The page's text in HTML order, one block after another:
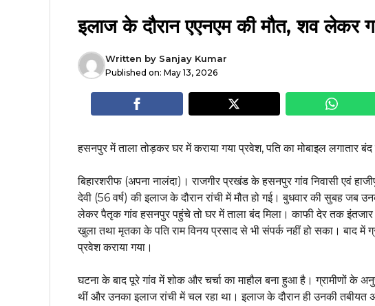
इलाज के दौरान एएनएम की मौत, शव लेकर
Written by Sanjay Kumar
Published on: May 13, 2026
हसनपुर में ताला तोड़कर घर में कराया गया प्रवेश, पति का मोबाइल लगातार
बिहारशरीफ (अपना नालंदा)। राजगीर प्रखंड के हसनपुर गांव निवासी एवं
देवी (56 वर्ष) की इलाज के दौरान रांची में मौत हो गई। बुधवार की सुबह जब
लेकर पैतृक गांव हसनपुर पहुंचे तो घर में ताला बंद मिला। काफी देर तक
खुला तथा मृतका के पति राम विनय प्रसाद से भी संपर्क नहीं हो सका। बाद में
प्रवेश कराया गया।
घटना के बाद पूरे गांव में शोक और चर्चा का माहौल बना हुआ है। ग्रामीणों के
थीं और उनका इलाज रांची में चल रहा था। इलाज के दौरान ही उनकी तबीयत